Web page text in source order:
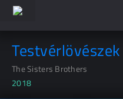
Testvérlövészek
The Sisters Brothers
2018